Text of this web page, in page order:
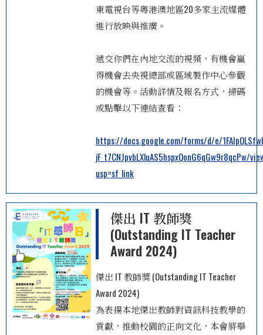
東電視台等粵港澳地區20多家主流媒體
進行放映與推廣。
遞交你們在內地交流的視頻，有機會贏
得機會去央視總部或區域製作中心參觀
的機會等。活動詳情及報名方式，掃碼
或點擊以下連結查看：
https://docs.google.com/forms/d/e/
jF_t7CNJpvbLXluAS5hspxQonG6qGw9r8qcPw/
usp=sf_link
傑出 IT 教師獎
(Outstanding IT Teacher
Award 2024)
傑出 IT 教師獎 (Outstanding IT Teacher
Award 2024)
為表揚本地傑出教師對資訊科技教學的
貢獻，推動校園的正向文化，本會將舉